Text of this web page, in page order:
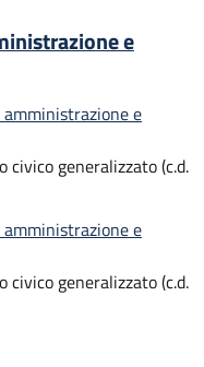
e
e
civico generalizzato (c.d.
e
civico generalizzato (c.d.